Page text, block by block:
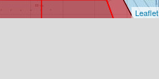
Leaflet